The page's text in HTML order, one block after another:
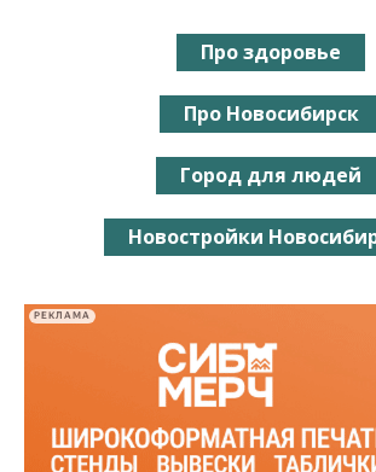
Про здоровье
Про Новосибирск
Город для людей
Новостройки
РЕКЛАМА